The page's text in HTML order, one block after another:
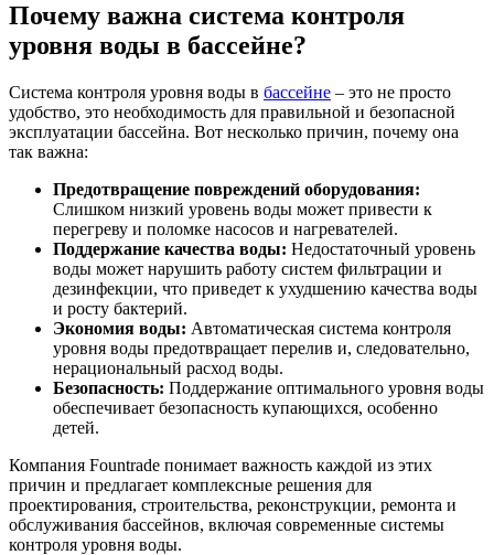
Почему важна система контроля
уровня воды в бассейне?
Система контроля уровня воды в бассейне – это не просто
удобство, это необходимость для правильной и безопасной
эксплуатации бассейна. Вот несколько причин, почему она
так важна:
Предотвращение повреждений оборудования:
Слишком низкий уровень воды может привести к
перегреву и поломке насосов и нагревателей.
Поддержание качества воды: Недостаточный уровень
воды может нарушить работу систем фильтрации и
дезинфекции, что приведет к ухудшению качества воды
и росту бактерий.
Экономия воды: Автоматическая система контроля
уровня воды предотвращает перелив и, следовательно,
нерациональный расход воды.
Безопасность: Поддержание оптимального уровня воды
обеспечивает безопасность купающихся, особенно
детей.
Компания Fountrade понимает важность каждой из этих
причин и предлагает комплексные решения для
проектирования, строительства, реконструкции, ремонта и
обслуживания бассейнов, включая современные системы
контроля уровня воды.